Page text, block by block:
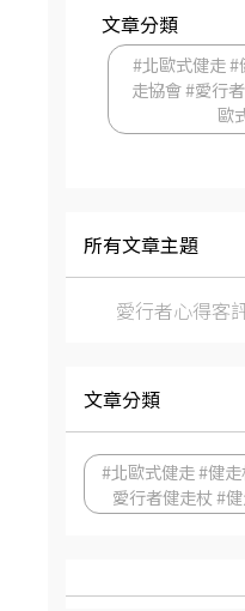
文章分類
#北歐式健走
走協會 #愛行
歐
所有文章主題
愛行者心得客
文章分類
#北歐式健走 #健
愛行者健走杖 #